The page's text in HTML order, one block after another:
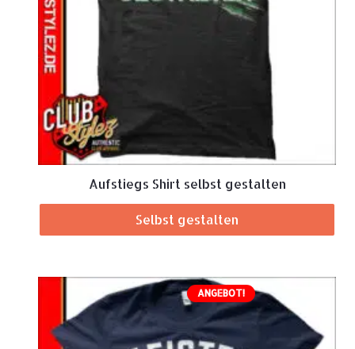
Aufstiegs Shirt selbst gestalten
Selbst gestalten
ANGEBOT!